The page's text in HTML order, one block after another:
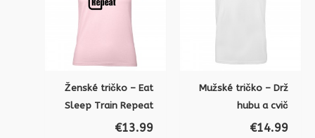
Ženské tričko – Eat
Sleep Train Repeat
€13.99
Mužské tričko – Drž
hubu a cvič
€14.99